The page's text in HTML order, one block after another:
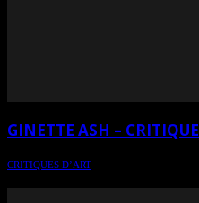
GINETTE ASH – CRITIQUE
CRITIQUES D’ART